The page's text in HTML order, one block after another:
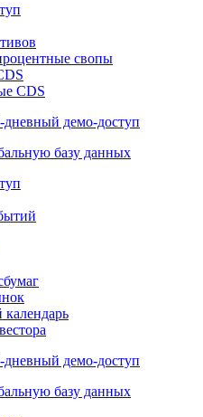
свопы
CDS
дневный демо-доступ
базу данных
дневный демо-доступ
базу данных